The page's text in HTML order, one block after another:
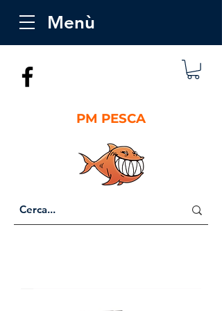
PM PESCA
Menù